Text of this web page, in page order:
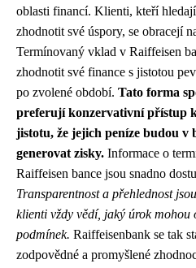
oblasti financí. Klienti, kteří
zhodnotit své úspory, se obracejí
Termínovaný vklad v Raiffeisen
zhodnotit své finance s jistotou
po zvolené období. Tato forma
preferují konzervativní přístup
jistotu, že jejich peníze budou v
generovat zisky. Informace o
Raiffeisen bance jsou snadno
Transparentnost a přehlednost
klienti vždy vědí, jaký úrok mohou
podmínek. Raiffeisenbank se tak
zodpovědné a promyšlené